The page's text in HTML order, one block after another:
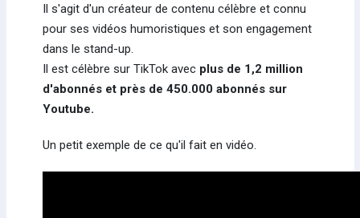
Il s'agit d'un créateur de contenu célèbre et connu
pour ses vidéos humoristiques et son engagement
dans le stand-up.
Il est célèbre sur TikTok avec plus de 1,2 million
d'abonnés et près de 450.000 abonnés sur
Youtube.
Un petit exemple de ce qu'il fait en vidéo.